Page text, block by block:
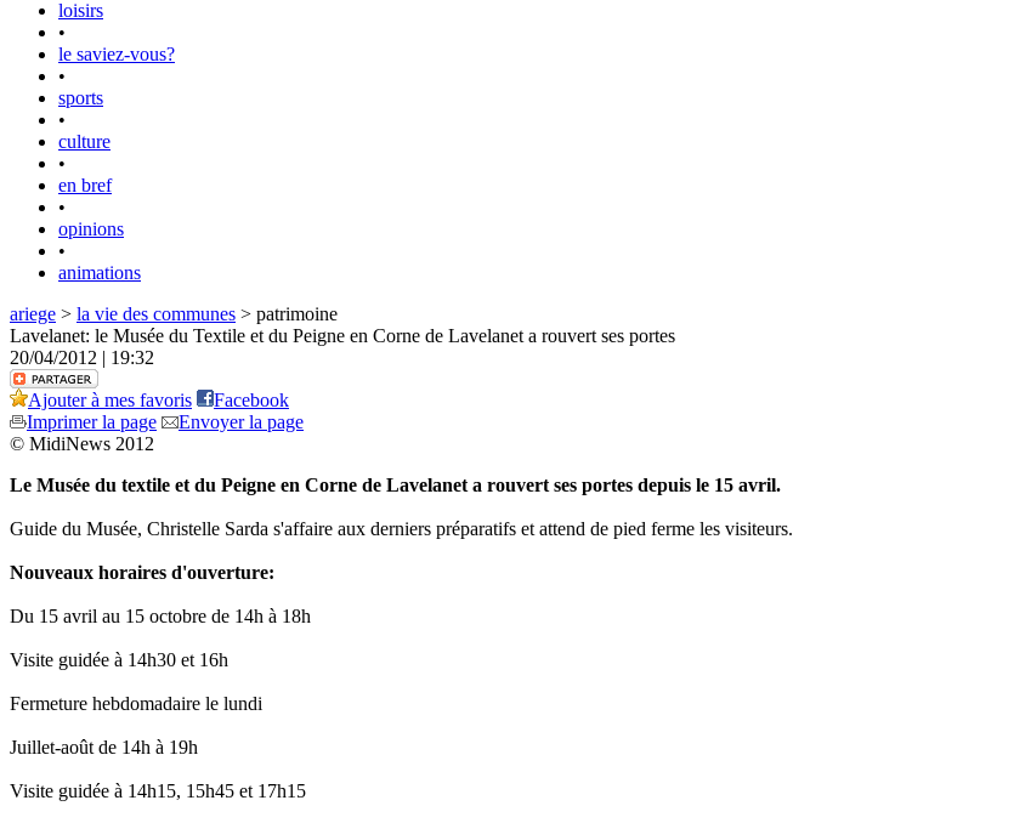
loisirs
•
le saviez-vous?
•
sports
•
culture
•
en bref
•
opinions
•
animations
ariege > la vie des communes > patrimoine
Lavelanet: le Musée du Textile et du Peigne en Corne de Lavelanet a rouvert ses portes
20/04/2012 | 19:32
Ajouter à mes favoris
Facebook
Imprimer la page
Envoyer la page
© MidiNews 2012
Le Musée du textile et du Peigne en Corne de Lavelanet a rouvert ses portes depuis le 15 avril.
Guide du Musée, Christelle Sarda s'affaire aux derniers préparatifs et attend de pied ferme les visiteurs.
Nouveaux horaires d'ouverture:
Du 15 avril au 15 octobre de 14h à 18h
Visite guidée à 14h30 et 16h
Fermeture hebdomadaire le lundi
Juillet-août de 14h à 19h
Visite guidée à 14h15, 15h45 et 17h15